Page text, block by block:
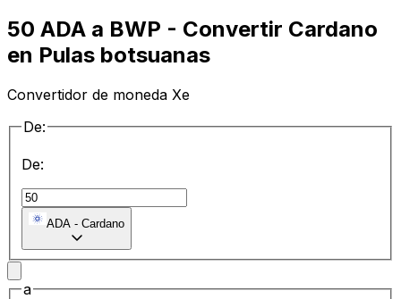
50 ADA a BWP - Convertir Cardano
en Pulas botsuanas
Convertidor de moneda Xe
De:
De:
ADA - Cardano
a